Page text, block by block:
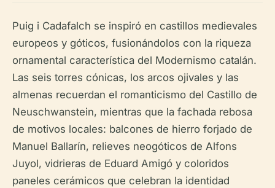
Puig i Cadafalch se inspiró en castillos medievales
europeos y góticos, fusionándolos con la riqueza
ornamental característica del Modernismo catalán.
Las seis torres cónicas, los arcos ojivales y las
almenas recuerdan el romanticismo del Castillo de
Neuschwanstein, mientras que la fachada rebosa
de motivos locales: balcones de hierro forjado de
Manuel Ballarín, relieves neogóticos de Alfons
Juyol, vidrieras de Eduard Amigó y coloridos
paneles cerámicos que celebran la identidad